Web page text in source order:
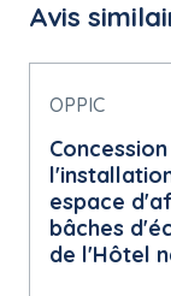
Avis
OPPIC
espace
bâches
de l'Hôtel